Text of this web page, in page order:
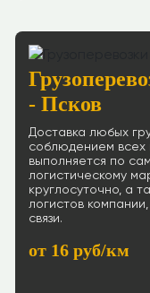
- Псков
Доставка любых
соблюдением всех
выполняется по
логистическому
круглосуточно, а
логистов
связи.
от 16 руб/км